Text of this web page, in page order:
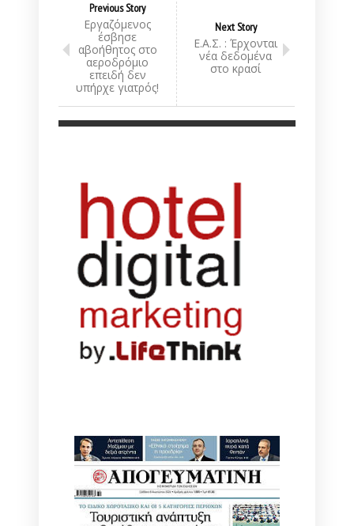
Previous Story
Εργαζόμενος
έσβησε
αβοήθητος στο
αεροδρόμιο
επειδή δεν
υπήρχε γιατρός!
Next Story
Ε.Α.Σ. : Έρχονται
νέα δεδομένα
στο κρασί